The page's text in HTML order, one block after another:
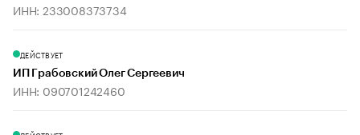
ИНН: 233008373734
ДЕЙСТВУЕТ
ИП Грабовский Олег Сергеевич
ИНН: 090701242460